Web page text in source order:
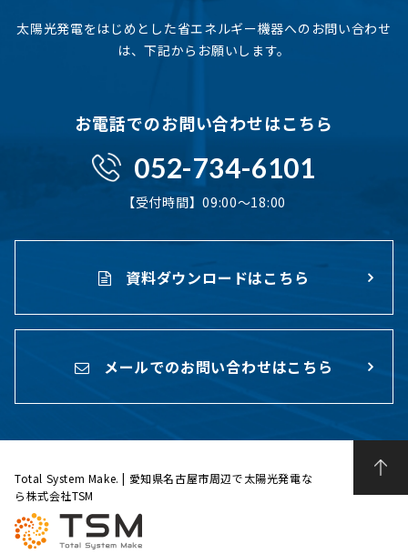
太陽光発電をはじめとした省エネルギー機器へのお問い合わせ
は、下記からお願いします。
お電話でのお問い合わせはこちら
052-734-6101
【受付時間】09:00〜18:00
資料ダウンロードはこちら
メールでのお問い合わせはこちら
Total System Make. | 愛知県名古屋市周辺で太陽光発電な
ら株式会社TSM